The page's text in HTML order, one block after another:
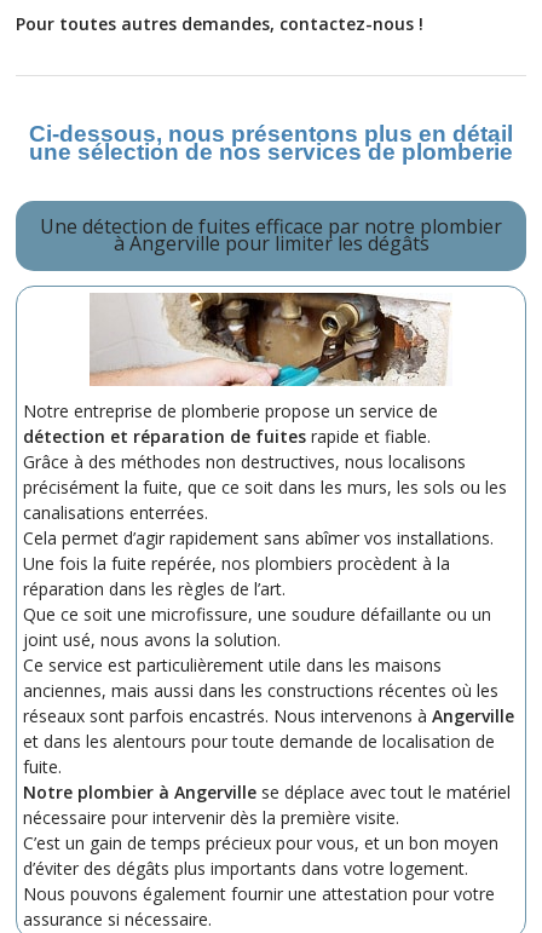
Pour toutes autres demandes, contactez-nous !
Ci-dessous, nous présentons plus en détail
une sélection de nos services de plomberie
Une détection de fuites efficace par notre plombier
à Angerville pour limiter les dégâts
Notre entreprise de plomberie propose un service de
détection et réparation de fuites rapide et fiable.
Grâce à des méthodes non destructives, nous localisons
précisément la fuite, que ce soit dans les murs, les sols ou les
canalisations enterrées.
Cela permet d’agir rapidement sans abîmer vos installations.
Une fois la fuite repérée, nos plombiers procèdent à la
réparation dans les règles de l’art.
Que ce soit une microfissure, une soudure défaillante ou un
joint usé, nous avons la solution.
Ce service est particulièrement utile dans les maisons
anciennes, mais aussi dans les constructions récentes où les
réseaux sont parfois encastrés. Nous intervenons à Angerville
et dans les alentours pour toute demande de localisation de
fuite.
Notre plombier à Angerville se déplace avec tout le matériel
nécessaire pour intervenir dès la première visite.
C’est un gain de temps précieux pour vous, et un bon moyen
d’éviter des dégâts plus importants dans votre logement.
Nous pouvons également fournir une attestation pour votre
assurance si nécessaire.